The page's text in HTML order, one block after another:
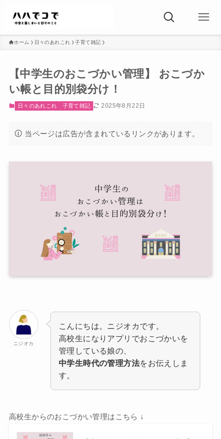
ホーム 日々のあれこれ 子育て雑記
【中学生のおこづかい管理】 おこづか
い帳と目的別袋分け！
日々のあれこれ 子育て雑記 2025年8月22日
当ページは広告が含まれているリンクがあります。
ニジオカ
こんにちは。ニジオカです。
高校生になりアプリでおこづかいを
管理している娘の、
中学生時代の管理方法をお伝えしま
す。
高校生からのおこづかい管理はこちら ↓